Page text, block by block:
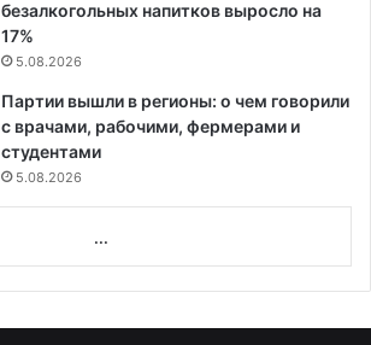
безалкогольных напитков выросло на
17%
5.08.2026
Партии вышли в регионы: о чем говорили
с врачами, рабочими, фермерами и
студентами
5.08.2026
...